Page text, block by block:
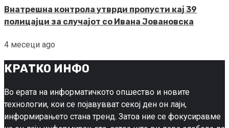
Внатрешна контрола утврди пропусти кај 39
полицајци за случајот со Ивана Јовановска
4 месеци ago
КРАТКО ИНФО
Во ерата на информатичкото опшество и новите
технологии, кои се појавувват секој ден он лајн,
информирањето стана тренд. Затоа ние се фокусиравме